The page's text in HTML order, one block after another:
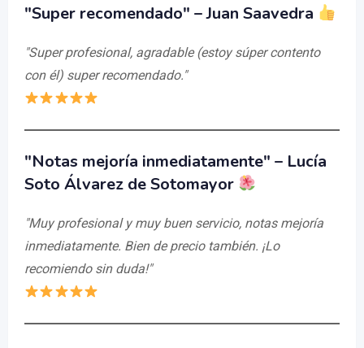
"Super recomendado" – Juan Saavedra
"Super profesional, agradable (estoy súper contento
con él) super recomendado."
"Notas mejoría inmediatamente" – Lucía
Soto Álvarez de Sotomayor
"Muy profesional y muy buen servicio, notas mejoría
inmediatamente. Bien de precio también. ¡Lo
recomiendo sin duda!"